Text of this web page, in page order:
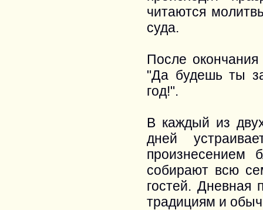
читаются
суда.
После окончания
"Да будешь ты
год!".
В каждый из
дней
произнесением
собирают всю
гостей. Дневная
традициям и